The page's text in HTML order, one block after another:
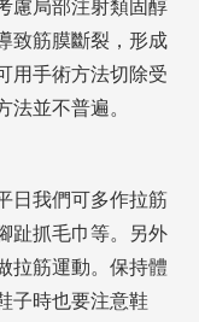
慮局部注射類固醇
致筋膜斷裂，形成
用手術方法切除受
並不普遍。
日我們可多作拉筋
趾抓毛巾等。另外
拉筋運動。保持體
子時也要注意鞋